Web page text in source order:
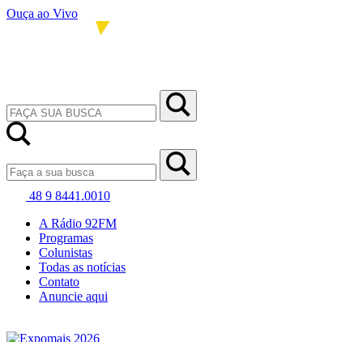
Ouça ao Vivo
48 9 8441.0010
A Rádio 92FM
Programas
Colunistas
Todas as notícias
Contato
Anuncie aqui